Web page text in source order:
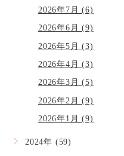
2026年7月 (6)
2026年6月 (9)
2026年5月 (3)
2026年4月 (3)
2026年3月 (5)
2026年2月 (9)
2026年1月 (9)
2024年 (59)